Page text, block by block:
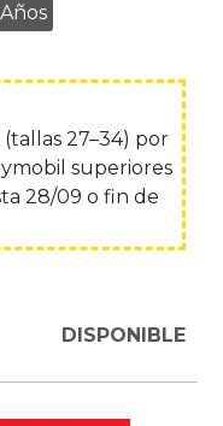
(tallas 27–34) por
superiores
28/09 o fin de
DISPONIBLE